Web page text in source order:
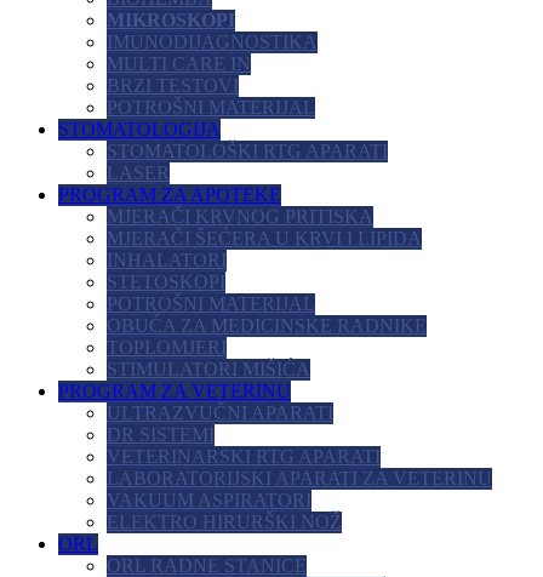
MIKROSKOPI
IMUNODIJAGNOSTIKA
MULTI CARE IN
BRZI TESTOVI
POTROŠNI MATERIJAL
STOMATOLOGIJA
STOMATOLOŠKI RTG APARATI
LASER
PROGRAM ZA APOTEKE
MJERAČI KRVNOG PRITISKA
MJERAČI ŠEĆERA U KRVI I LIPIDA
INHALATORI
STETOSKOPI
POTROŠNI MATERIJAL
OBUĆA ZA MEDICINSKE RADNIKE
TOPLOMJERI
STIMULATORI MIŠIĆA
PROGRAM ZA VETERINU
ULTRAZVUČNI APARATI
DR SISTEMI
VETERINARSKI RTG APARATI
LABORATORIJSKI APARATI ZA VETERINU
VAKUUM ASPIRATORI
ELEKTRO HIRURŠKI NOŽ
ORL
ORL RADNE STANICE